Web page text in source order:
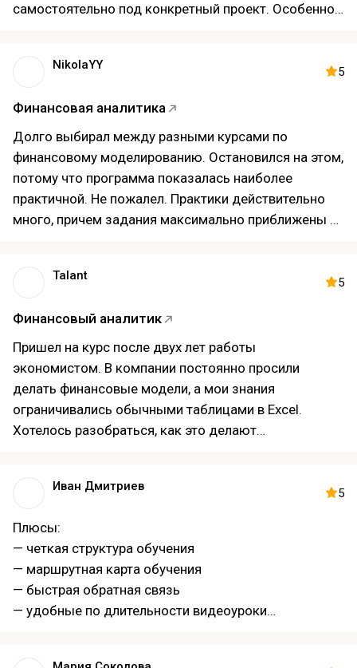
самостоятельно под конкретный проект. Особенно
— иногда хотелось больше живых вебинаров, но это
не испортило общее впечатление. Если нужна
именно практическая база, курс могу
рекомендовать.
NikolaYY 5
Финансовая аналитика
Долго выбирал между разными курсами по
финансовому моделированию. Остановился на этом,
потому что программа показалась наиболее
практичной. Не пожалел. Практики действительно
много, причем задания максимально приближены к
Иногда хотелось, чтобы отдельные темы разбирали
еще подробнее, но в целом материала хватило.
Теперь намного увереннее работаю с
инвестиционными расчетами и финансовыми
прогнозами.
Talant 5
Финансовый аналитик
Пришел на курс после двух лет работы
экономистом. В компании постоянно просили
делать финансовые модели, а мои знания
ограничивались обычными таблицами в Excel.
Хотелось разобраться, как это делают
построения модели с нуля. Сначала было непросто,
особенно когда дошли до прогнозирования
денежных потоков, но постепенно все стало
складываться в единую картину. Домашние
задания занимали довольно много времени, зато
после курса смог самостоятельно подготовить
модель для нового проекта на работе. Руководитель
мне
Иван Дмитриев 5
Плюсы:
— четкая структура обучения
— маршрутная карта обучения
— быстрая обратная связь
— удобные по длительности видеоуроки